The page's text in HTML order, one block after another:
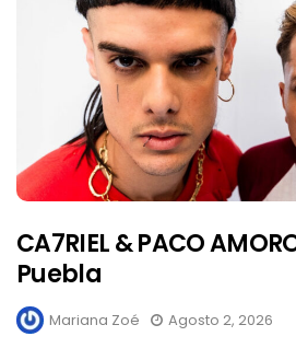
CA7RIEL & PACO
Puebla
Mariana Zoé Agosto 2, 2026